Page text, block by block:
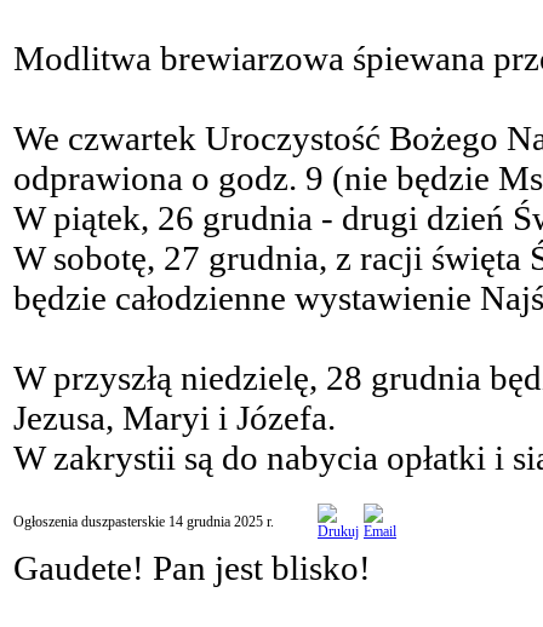
Modlitwa brewiarzowa śpiewana
We czwartek Uroczystość Bożego
odprawiona o godz. 9 (nie będzie
W piątek, 26 grudnia - drugi dzień
W sobotę, 27 grudnia, z racji święta
będzie całodzienne wystawienie
W przyszłą niedzielę, 28 grudnia
Jezusa, Maryi i Józefa.
W zakrystii są do nabycia opłatki i
Ogłoszenia duszpasterskie 14 grudnia 2025 r.
Gaudete! Pan jest blisko!